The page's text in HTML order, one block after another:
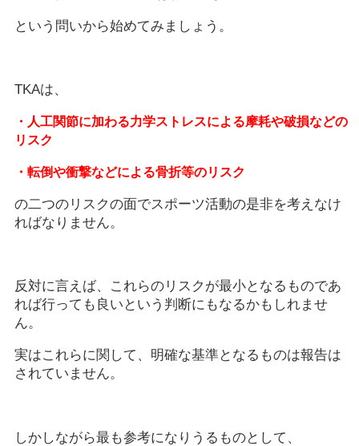
という問いから始めてみましょう。
TKAは、
・人工関節に加わる力学ストレスによる摩耗や破損などの
リスク
・転倒や衝撃などによる骨折等のリスク
の二つのリスクの面でスポーツ活動の是非を考えなけ
ればなりません。
反対に言えば、これらのリスクが最小となるものであ
れば行っても良いという判断にもなるかもしれませ
ん。
実はこれらに関して、明確な基準となるものは報告は
されていません。
しかしながら最も参考になりうるものとして、